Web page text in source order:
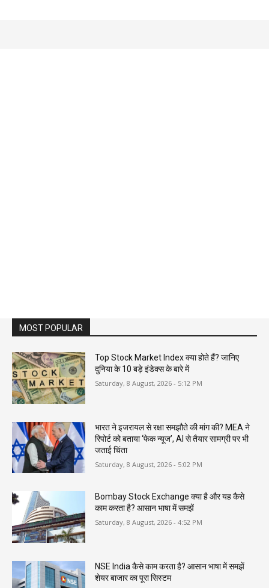
MOST POPULAR
Top Stock Market Index क्या होते हैं? जानिए
दुनिया के 10 बड़े इंडेक्स के बारे में
Saturday, 8 August, 2026 - 5:12 PM
भारत ने इजरायल से रक्षा समझौते की मांग की? MEA ने
रिपोर्ट को बताया ‘फेक न्यूज’, AI से तैयार सामग्री पर भी
जताई चिंता
Saturday, 8 August, 2026 - 5:02 PM
Bombay Stock Exchange क्या है और यह कैसे
काम करता है? आसान भाषा में समझें
Saturday, 8 August, 2026 - 4:52 PM
NSE India कैसे काम करता है? आसान भाषा में समझें
शेयर बाजार का पूरा सिस्टम